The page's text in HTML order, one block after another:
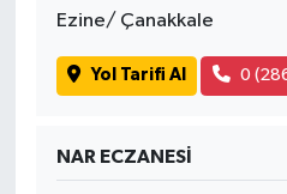
Ezine/ Çanakkale
Yol Tarifi Al 0
NAR ECZANESİ